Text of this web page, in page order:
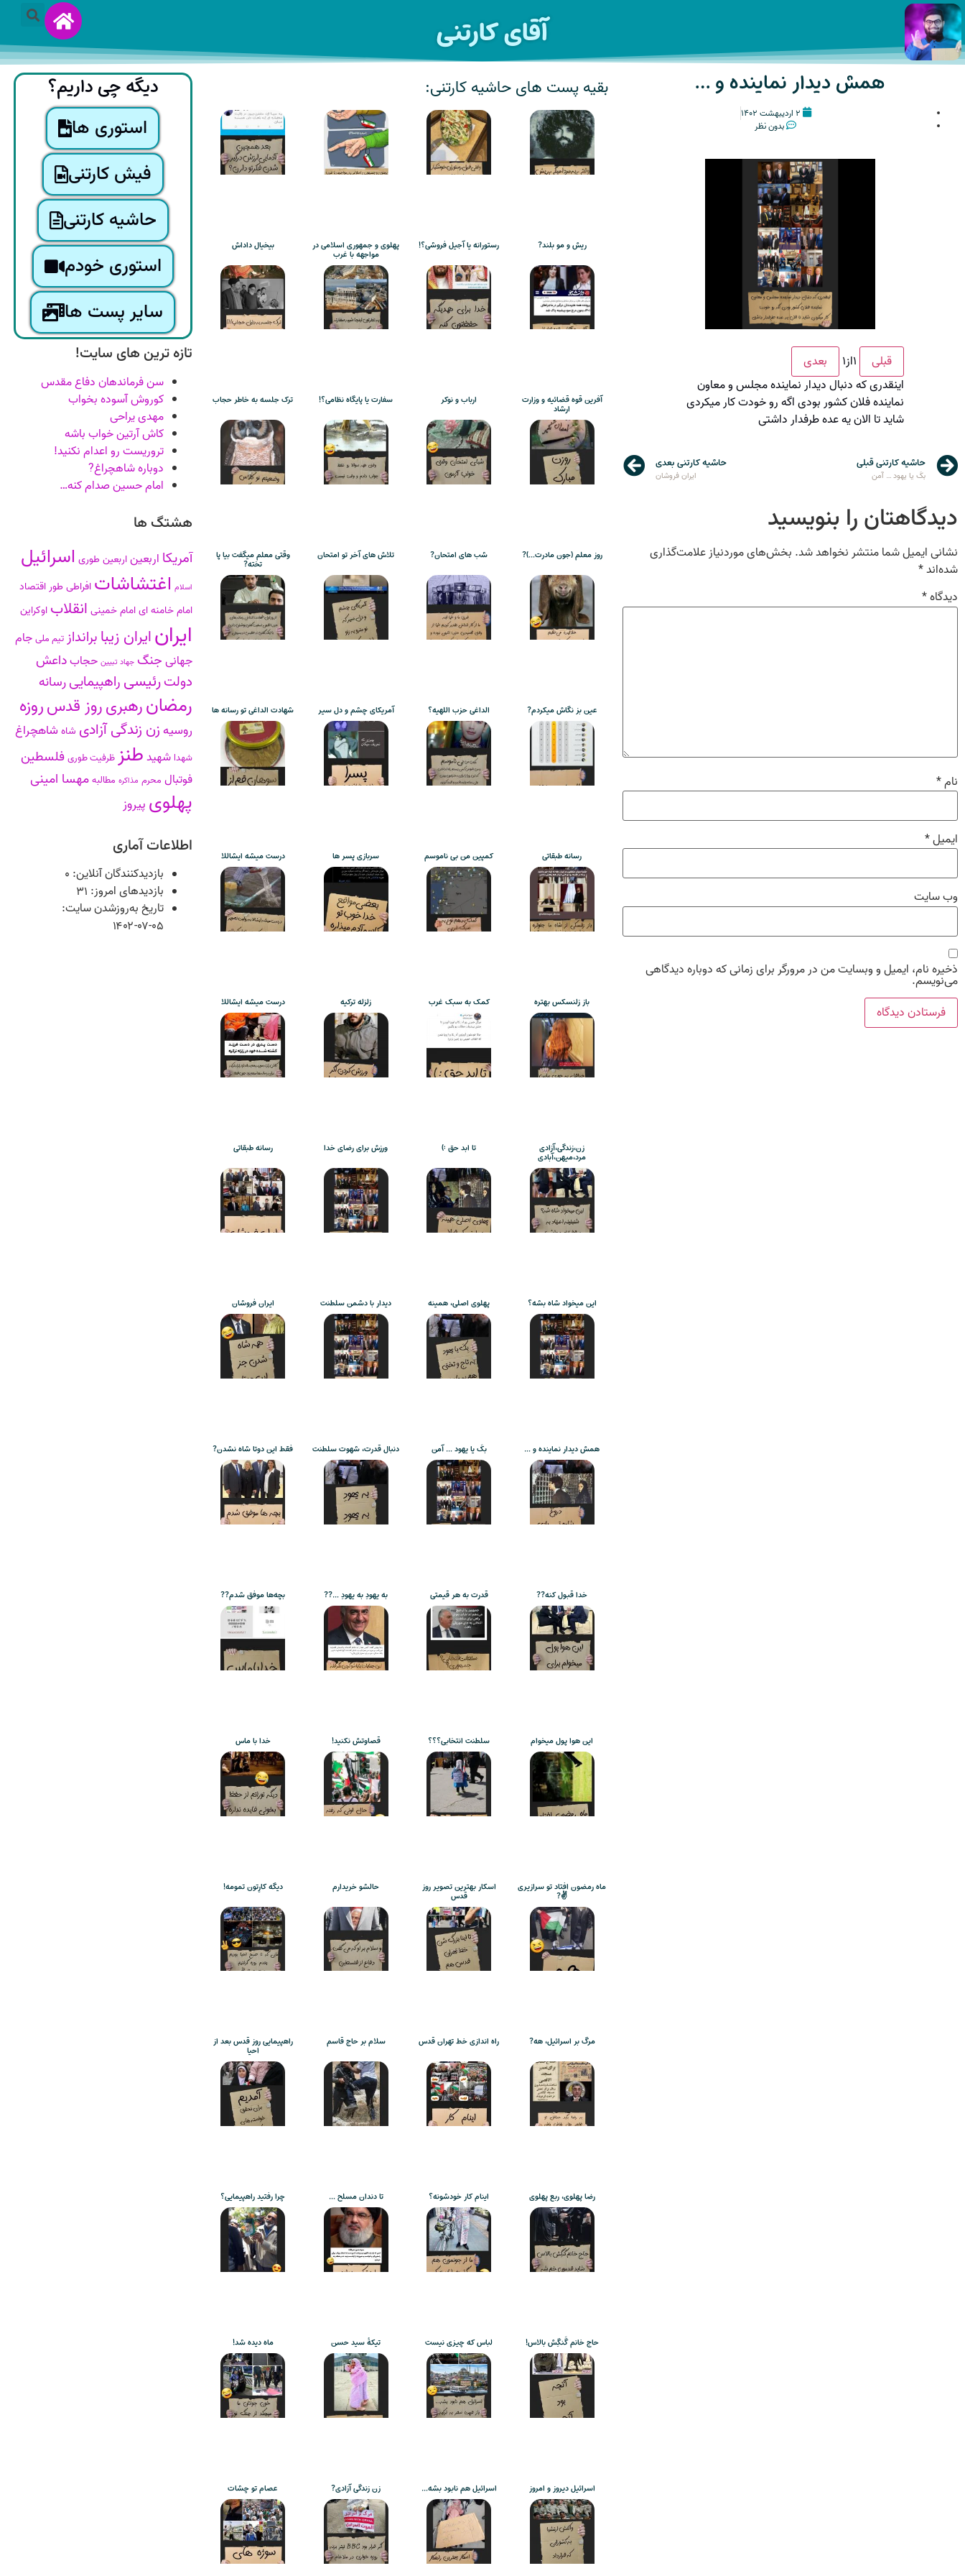
آقای کارتنی
همش دیدار نماینده و …
۲ اردیبهشت ۱۴۰۲
بدون نظر
قبلی ۱از۱
بعدی
اینقدری که دنبال دیدار نماینده مجلس و معاون
نماینده فلان کشور بودی اگه رو خودت کار میکردی
شاید تا الان یه عده طرفدار داشتی
حاشیه کارتنی قبلی
بکَ یا یهود … آمن
حاشیه کارتنی بعدی
ایران فروشان
دیدگاهتان را بنویسید
نشانی ایمیل شما منتشر نخواهد شد. بخش‌های موردنیاز علامت‌گذاری
شده‌اند*
دیدگاه*
نام*
ایمیل*
وب‌ سایت
ذخیره نام، ایمیل و وبسایت من در مرورگر برای زمانی که دوباره دیدگاهی
می‌نویسم.
بقیه پست های حاشیه کارتنی:
ریش و مو بلند? رستورانه یا آجیل فروشی؟! پهلوی و جمهوری اسلامی در
مواجهه با غرب
بیخیال داداش
آفرین قوه قضائیه و وزارت
ارشاد
ارباب و نوکر سفارت یا پایگاه نظامی؟! ترک جلسه به خاطر حجاب
روز معلم (جون مادرت…)? شب های امتحان? تلاش های آخر تو امتحان وقتی معلم میگفت بیا پا
تخته?
عین بز نگاش میکردم? الداغی حزب اللهیه؟ آمریکای چشم و دل سیر شهادت الداغی تو رسانه ها
رسانه طبقاتی کمپین من بی ناموسم سربازی پسر ها درست میشه ایشاللا
باز زلنسکس بهتره کمک به سبک غرب زلزله ترکیه درست میشه ایشاللا
زن،زندگی،آزادی
مرد،میهن،آبادی
تا ابد حق :) ورزش برای رضای خدا رسانه طبقاتی
این میخواد شاه بشه؟ پهلوی اصلی، همینه دیدار با دشمن سلطنت ایران فروشان
همش دیدار نماینده و … بکَ یا یهود … آمن دنبال قدرت، شهوت سلطنت فقط این دوتا شاه نشدن?
خدا قبول کنه?? قدرت به هر قیمتی به یهودِ به یهودِ …?? بچه‌ها موفق شدم??
این هوا پول میخوام سلطنت انتخابی؟؟؟ قصاوتش نکنید! خدا با ماس
ماه رمضون افتاد تو سرازیری
✌️?
اسکار بهترین تصویر روز
قدس
حالشو خریدارم دیگه کارِتون تمومه!
مرگ بر اسرائیل، هه? راه اندازی خط تهران قدس سلام بر حاج قاسم راهپیمایی روز قدس بعد از
احیا
رضا پهلوی، ربع پهلوی اینام کار خودشونه؟ تا دندان مسلح … چرا رفتید راهپیمایی؟
حاج خانم گَنگِش بالاس! لباس که چیزی نیست تیکۀ سید حسن ماه دیده شد!
اسرائیل دیروز و امروز اسرائیل هم نابود بشه… زن زندگی آزادی? عصام تو چشات
دیگه چی داریم؟
استوری ها
فیش کارتنی
حاشیه کارتنی
استوری خودم
سایر پست ها
تازه ترین های سایت!
سن فرماندهان دفاع مقدس
کوروش آسوده بخواب
مهدی یراحی
کاش آرتین خواب باشه
تروریست رو اعدام نکنید!
دوباره شاهچراغ?
امام حسین صدام کنه…
هشتگ ها
آمریکا اربعیناربعین طوری اسرائیل
اسلام اغتشاشات افراطی طوراقتصاد
امام خامنه ایامام خمینی انقلاب اوکراین
ایرانایران زیبا برانداز تیم ملی جام
جهانی جنگ جهاد تبیین حجابداعش
دولترئیسی راهپیماییرسانه
رمضانرهبریروز قدسروزه
روسیهزن زندگی آزادی شاهشاهچراغ
شهدا شهید طنز ظرفیت طوری فلسطین
فوتبال محرم مذاکره مطالبه مهسا امینی
پهلوی پیروز
اطلاعات آماری
بازدیدکنندگان آنلاین: ۰
بازدیدهای امروز: ۳۱
تاریخ به‌روزشدن سایت:
۱۴۰۲-۰۷-۰۵